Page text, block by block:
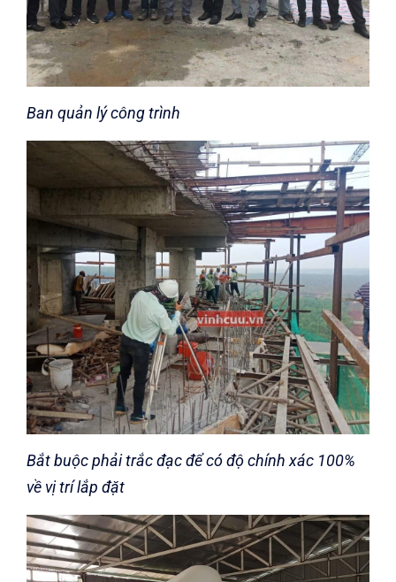
Ban quản lý công trình
Bắt buộc phải trắc đạc để có độ chính xác 100%
về vị trí lắp đặt